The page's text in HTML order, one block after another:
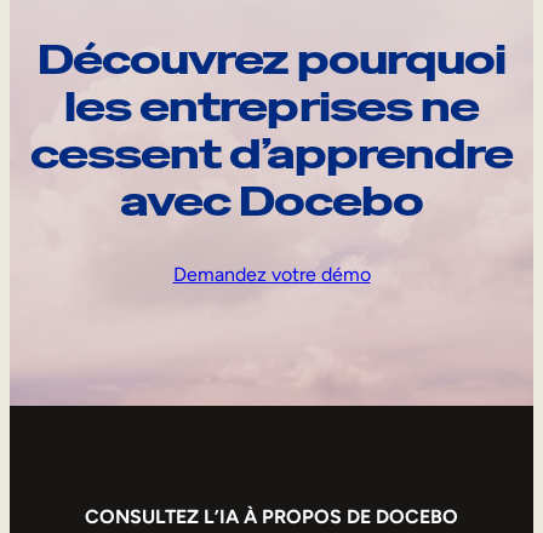
Découvrez pourquoi
les entreprises ne
cessent d’apprendre
avec Docebo
Demandez votre démo
CONSULTEZ L’IA À PROPOS DE DOCEBO